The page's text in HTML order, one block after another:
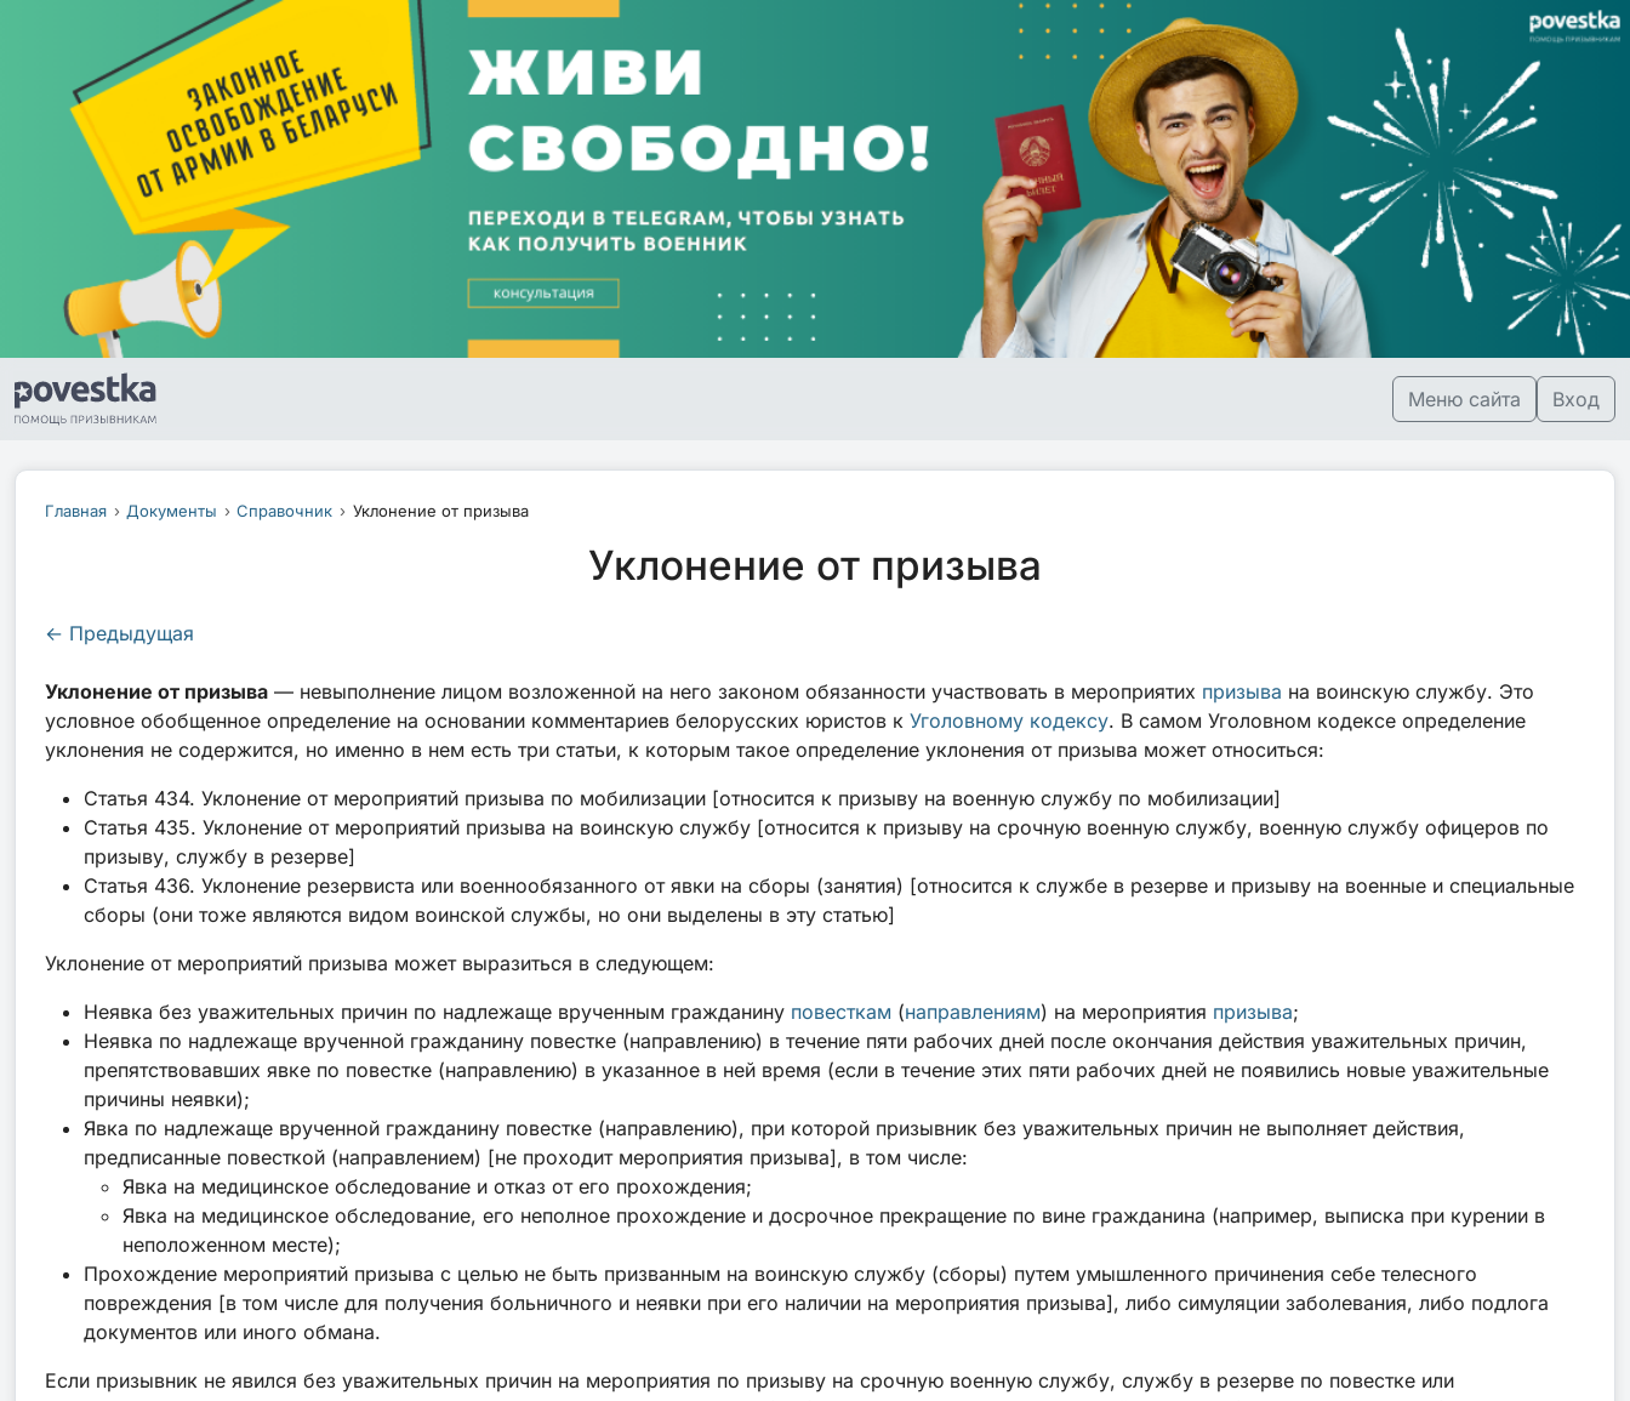
Меню сайта Вход
Главная Документы Справочник Уклонение от призыва
Уклонение от призыва
← Предыдущая
Уклонение от призыва — невыполнение лицом возложенной на него законом обязанности участвовать в мероприятих призыва на воинскую службу. Это
условное обобщенное определение на основании комментариев белорусских юристов к Уголовному кодексу. В самом Уголовном кодексе определение
уклонения не содержится, но именно в нем есть три статьи, к которым такое определение уклонения от призыва может относиться:
Статья 434. Уклонение от мероприятий призыва по мобилизации [относится к призыву на военную службу по мобилизации]
Статья 435. Уклонение от мероприятий призыва на воинскую службу [относится к призыву на срочную военную службу, военную службу офицеров по
призыву, службу в резерве]
Статья 436. Уклонение резервиста или военнообязанного от явки на сборы (занятия) [относится к службе в резерве и призыву на военные и специальные
сборы (они тоже являются видом воинской службы, но они выделены в эту статью]
Уклонение от мероприятий призыва может выразиться в следующем:
Неявка без уважительных причин по надлежаще врученным гражданину повесткам (направлениям) на мероприятия призыва;
Неявка по надлежаще врученной гражданину повестке (направлению) в течение пяти рабочих дней после окончания действия уважительных причин,
препятствовавших явке по повестке (направлению) в указанное в ней время (если в течение этих пяти рабочих дней не появились новые уважительные
причины неявки);
Явка по надлежаще врученной гражданину повестке (направлению), при которой призывник без уважительных причин не выполняет действия,
предписанные повесткой (направлением) [не проходит мероприятия призыва], в том числе:
Явка на медицинское обследование и отказ от его прохождения;
Явка на медицинское обследование, его неполное прохождение и досрочное прекращение по вине гражданина (например, выписка при курении в
неположенном месте);
Прохождение мероприятий призыва с целью не быть призванным на воинскую службу (сборы) путем умышленного причинения себе телесного
повреждения [в том числе для получения больничного и неявки при его наличии на мероприятия призыва], либо симуляции заболевания, либо подлога
документов или иного обмана.
Если призывник не явился без уважительных причин на мероприятия по призыву на срочную военную службу, службу в резерве по повестке или